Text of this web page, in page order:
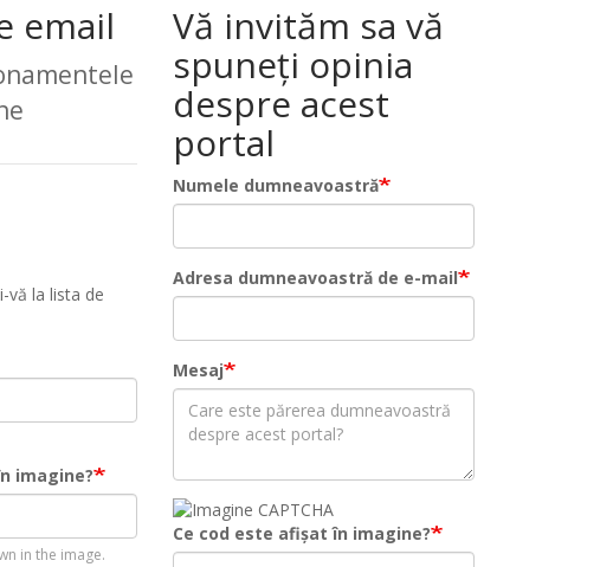
email
vă la lista de
imagine?
in the image.
Vă invităm sa vă
spuneți opinia
despre acest
portal
Numele dumneavoastră
Adresa dumneavoastră de e-mail
Mesaj
Ce cod este afișat în imagine?